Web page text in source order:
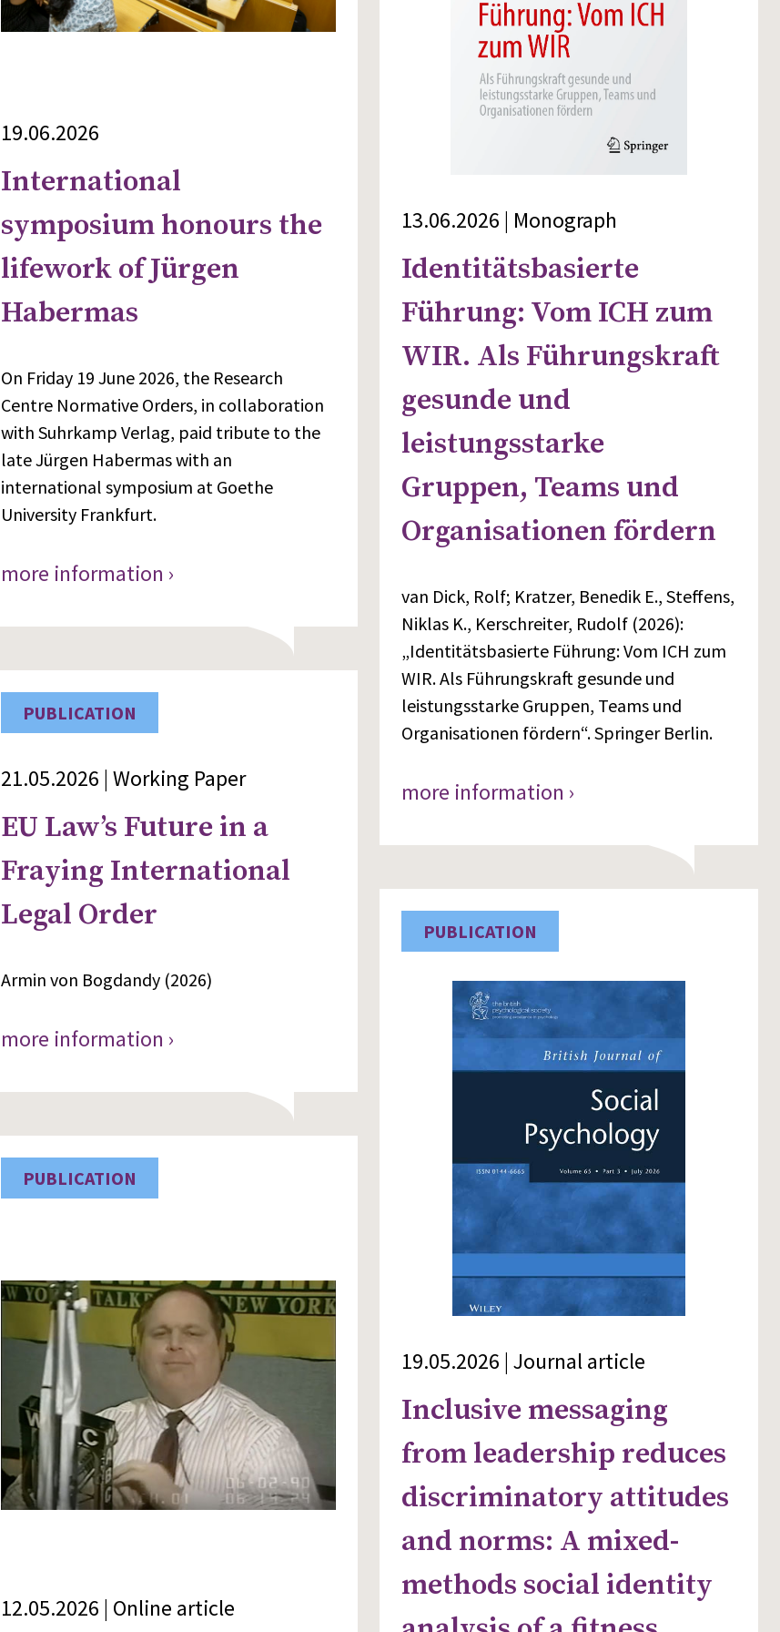
19.06.2026
International
symposium honours the
lifework of Jürgen
Habermas
On Friday 19 June 2026, the Research
Centre Normative Orders, in collaboration
with Suhrkamp Verlag, paid tribute to the
late Jürgen Habermas with an
international symposium at Goethe
University Frankfurt.
more information ›
13.06.2026 | Monograph
Identitätsbasierte
Führung: Vom ICH zum
WIR. Als Führungskraft
gesunde und
leistungsstarke
Gruppen, Teams und
Organisationen fördern
van Dick, Rolf; Kratzer, Benedik E., Steffens,
Niklas K., Kerschreiter, Rudolf (2026):
„Identitätsbasierte Führung: Vom ICH zum
WIR. Als Führungskraft gesunde und
leistungsstarke Gruppen, Teams und
Organisationen fördern“. Springer Berlin.
more information ›
PUBLICATION
21.05.2026 | Working Paper
EU Law’s Future in a
Fraying International
Legal Order
Armin von Bogdandy (2026)
more information ›
PUBLICATION
19.05.2026 | Journal article
Inclusive messaging
from leadership reduces
discriminatory attitudes
and norms: A mixed-
methods social identity
PUBLICATION
12.05.2026 | Online article